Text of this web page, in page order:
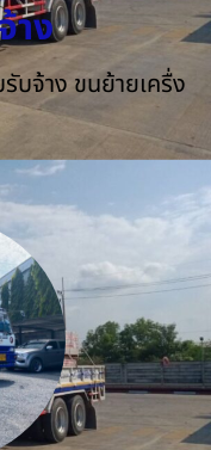
าง
บจ้าง ขนย้ายเครื่ง